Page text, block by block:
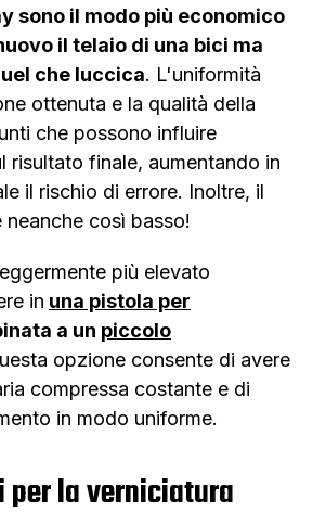
sono il modo più economico
il telaio di una bici ma
che luccica. L'uniformità
ottenuta e la qualità della
che possono influire
risultato finale, aumentando in
il rischio di errore. Inoltre, il
così basso!
più elevato
in una pistola per
a un piccolo
opzione consente di avere
compressa costante e di
in modo uniforme.
per la verniciatura